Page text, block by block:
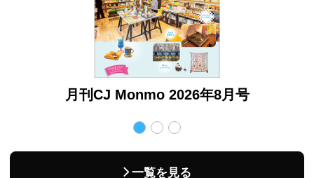
月刊CJ Monmo 2026年8月号
一覧を見る